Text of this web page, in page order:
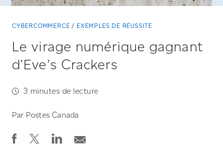
CYBERCOMMERCE EXEMPLES DE RÉUSSITE
Le virage numérique gagnant
d’Eve’s Crackers
3 minutes de lecture
Par Postes Canada